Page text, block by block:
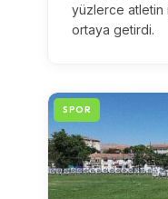
yüzlerce atletin
ortaya getirdi.
SPOR